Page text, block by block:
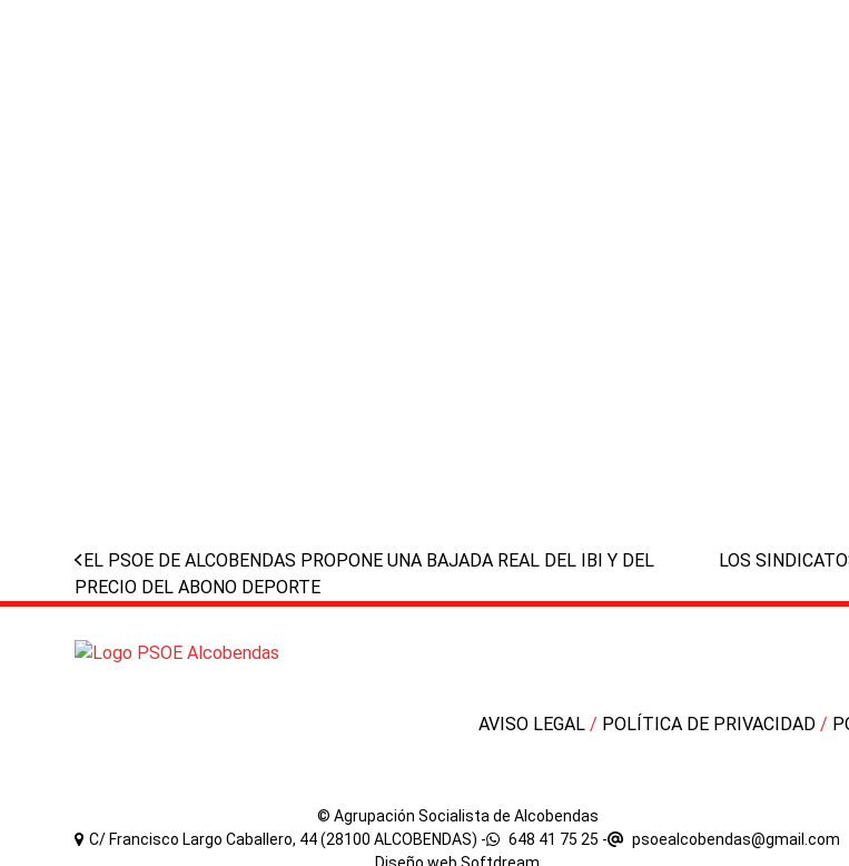
previous
post:
EL PSOE DE ALCOBENDAS PROPONE UNA BAJADA REAL DEL IBI Y DEL
PRECIO DEL ABONO DEPORTE
next
LOS
AVISO LEGAL / POLÍTICA DE PRIVACIDAD /
© Agrupación Socialista de Alcobendas
C/ Francisco Largo Caballero, 44 (28100 ALCOBENDAS) -
648 41 75 25 -
psoealcobendas@gmail.com
Diseño webSoftdream